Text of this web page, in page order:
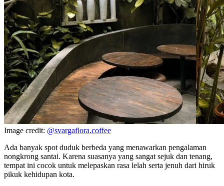
Image credit: @svargaflora.coffee
Ada banyak spot duduk berbeda yang menawarkan pengalaman
nongkrong santai. Karena suasanya yang sangat sejuk dan tenang,
tempat ini cocok untuk melepaskan rasa lelah serta jenuh dari hiruk
pikuk kehidupan kota.